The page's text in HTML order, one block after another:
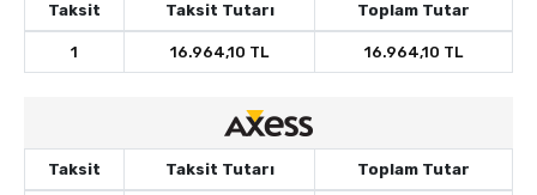
Taksit Taksit Tutarı Toplam Tutar
1 16.964,10 TL 16.964,10 TL
Taksit Taksit Tutarı Toplam Tutar